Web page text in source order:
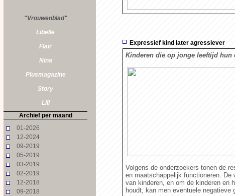
"Vrouwenblad"
Libelle
Flair
Nina
Plusmagazine
Story
Lili
Archief per maand
01-2026
12-2024
09-2019
05-2019
03-2019
02-2019
12-2018
09-2018
Expressief kind later agressiever
Kinderen die op jonge leeftijd hun
Volgens de onderzoekers tonen de
en maatschappelijk functioneren. De
van kinderen, en om de kinderen en
houdt, kan men eventuele negatieve